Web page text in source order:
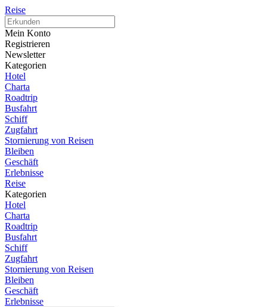
Reise
Mein Konto
Registrieren
Newsletter
Kategorien
Hotel
Charta
Roadtrip
Busfahrt
Schiff
Zugfahrt
Stornierung von Reisen
Bleiben
Geschäft
Erlebnisse
Reise
Kategorien
Hotel
Charta
Roadtrip
Busfahrt
Schiff
Zugfahrt
Stornierung von Reisen
Bleiben
Geschäft
Erlebnisse